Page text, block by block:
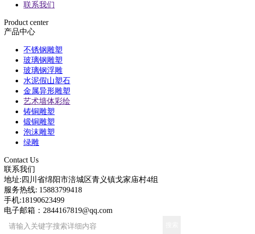
联系我们
Product center
产品中心
不锈钢雕塑
玻璃钢雕塑
玻璃钢浮雕
水泥假山塑石
金属异形雕塑
艺术墙体彩绘
铸铜雕塑
锻铜雕塑
泡沫雕塑
绿雕
Contact Us
联系我们
地址: 四川省绵阳市涪城区青义镇戈家庙村4组
服务热线: 15883799418
手机:18190623499
电子邮箱： 2844167819@qq.com